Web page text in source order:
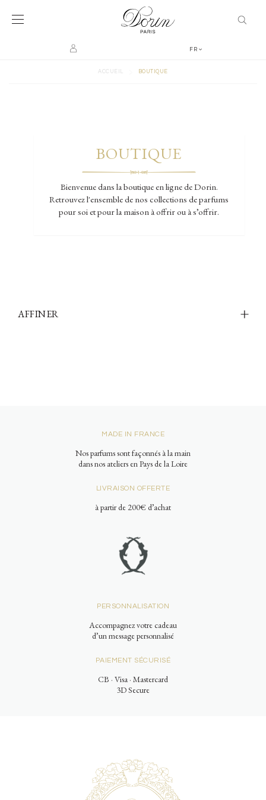
FR
ACCUEIL BOUTIQUE
BOUTIQUE
Bienvenue dans la boutique en ligne de Dorin.
Retrouvez l'ensemble de nos collections de parfums
pour soi et pour la maison à offrir ou à s’offrir.
AFFINER
MADE IN FRANCE
Nos parfums sont façonnés à la main
dans nos ateliers en Pays de la Loire
LIVRAISON OFFERTE
à partir de 200€ d’achat
PERSONNALISATION
Accompagnez votre cadeau
d’un message personnalisé
PAIEMENT SÉCURISÉ
CB · Visa · Mastercard
3D Secure